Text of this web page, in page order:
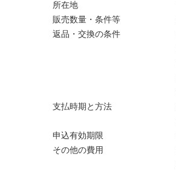
所在地
販売数量・条件等
返品・交換の条件
支払時期と方法
申込有効期限
その他の費用